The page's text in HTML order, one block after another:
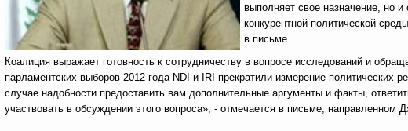
выполняет свое назначение, но
конкурентной политической
в письме.
Коалиция выражает готовность к сотрудничеству в вопросе исследований и
парламентских выборов 2012 года NDI и IRI прекратили измерение политических
случае надобности предоставить вам дополнительные аргументы и факты,
участвовать в обсуждении этого вопроса», - отмечается в письме, направленном